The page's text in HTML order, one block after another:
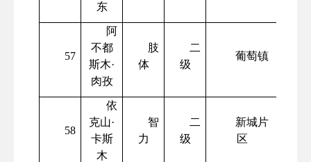
东
57
阿
不都
斯木·
肉孜
肢
体
二
级
葡萄镇
58
依
克山·
卡斯
木
智
力
二
级
新城片
区